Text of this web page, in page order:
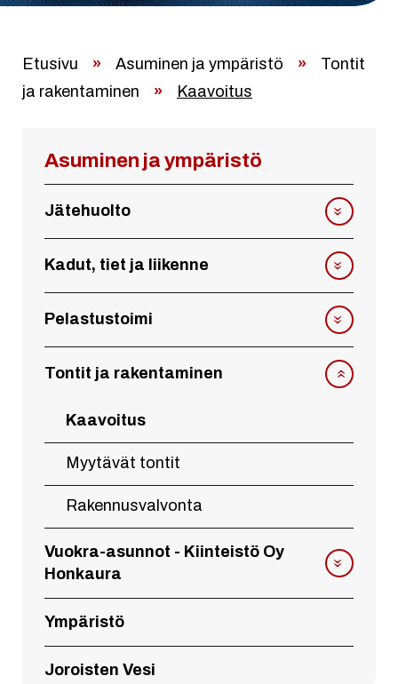
Etusivu » Asuminen ja ympäristö »
Tontit
ja rakentaminen
» Kaavoitus
Asuminen ja ympäristö
Jätehuolto
Kadut, tiet ja liikenne
Pelastustoimi
Tontit ja rakentaminen
Kaavoitus
Myytävät tontit
Rakennusvalvonta
Vuokra-asunnot - Kiinteistö Oy
Honkaura
Ympäristö
Joroisten Vesi